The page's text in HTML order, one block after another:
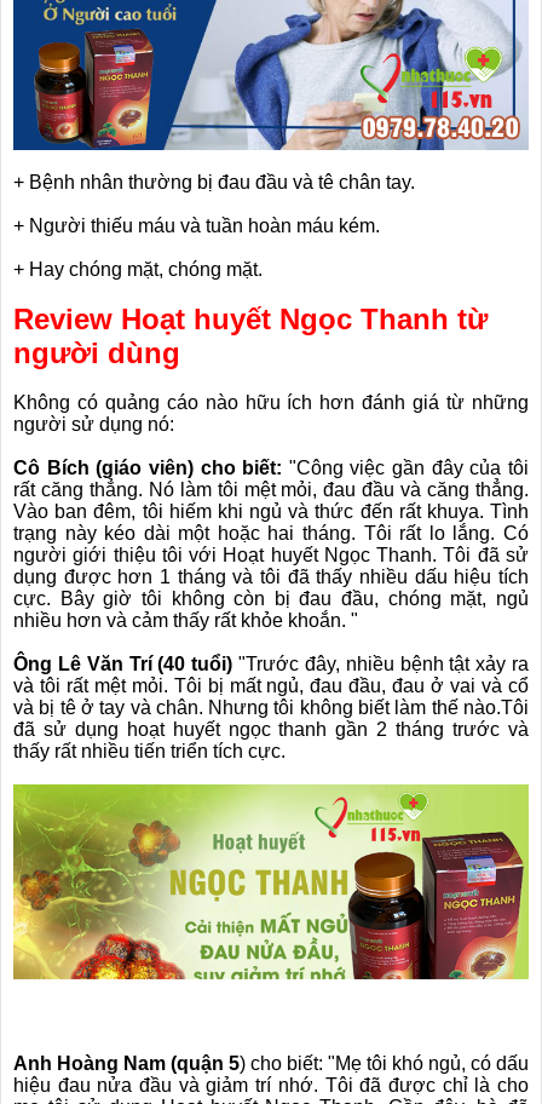
+ Bệnh nhân thường bị đau đầu và tê chân tay.
+ Người thiếu máu và tuần hoàn máu kém.
+ Hay chóng mặt, chóng mặt.
Review Hoạt huyết Ngọc Thanh từ
người dùng
Không có quảng cáo nào hữu ích hơn đánh giá từ những
người sử dụng nó:
Cô Bích (giáo viên) cho biết: "Công việc gần đây của tôi
rất căng thẳng. Nó làm tôi mệt mỏi, đau đầu và căng thẳng.
Vào ban đêm, tôi hiếm khi ngủ và thức đến rất khuya. Tình
trạng này kéo dài một hoặc hai tháng. Tôi rất lo lắng. Có
người giới thiệu tôi với Hoạt huyết Ngọc Thanh. Tôi đã sử
dụng được hơn 1 tháng và tôi đã thấy nhiều dấu hiệu tích
cực. Bây giờ tôi không còn bị đau đầu, chóng mặt, ngủ
nhiều hơn và cảm thấy rất khỏe khoắn. "
Ông Lê Văn Trí (40 tuổi) "Trước đây, nhiều bệnh tật xảy ra
và tôi rất mệt mỏi. Tôi bị mất ngủ, đau đầu, đau ở vai và cổ
và bị tê ở tay và chân. Nhưng tôi không biết làm thế nào.Tôi
đã sử dụng hoạt huyết ngọc thanh gần 2 tháng trước và
thấy rất nhiều tiến triển tích cực.
Anh Hoàng Nam (quận 5) cho biết: "Mẹ tôi khó ngủ, có dấu
hiệu đau nửa đầu và giảm trí nhớ. Tôi đã được chỉ là cho
❆